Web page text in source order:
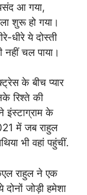
आ गया,
शुरू हो गया।
धीरे ये दोस्ती
नहीं चल पाया।
के बीच प्यार
रिश्ते की
इंस्टाग्राम के
में जब राहुल
भी वहां पहुंचीं.
राहुल ने एक
जोड़ी हमेशा